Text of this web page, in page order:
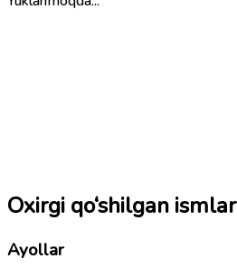
Oxirgi qo‘shilgan ismlar
Ayollar